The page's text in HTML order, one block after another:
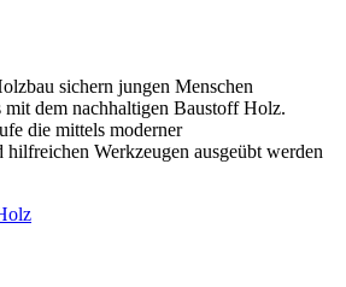
sichern jungen Menschen
dem nachhaltigen Baustoff Holz.
die mittels moderner
hilfreichen Werkzeugen ausgeübt werden